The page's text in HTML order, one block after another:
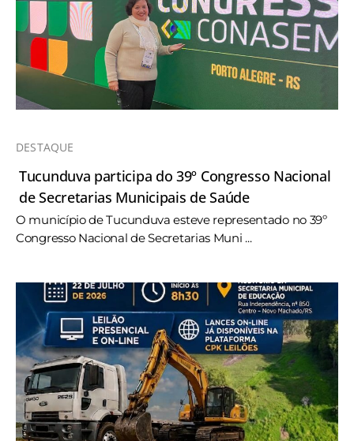
DESTAQUE
Tucunduva participa do 39º Congresso Nacional
de Secretarias Municipais de Saúde
O município de Tucunduva esteve representado no 39º
Congresso Nacional de Secretarias Muni ...